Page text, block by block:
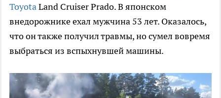
ToyotaLand Cruiser Prado. В японском
внедорожнике ехал мужчина 53 лет. Оказалось,
что он также получил травмы, но сумел вовремя
выбраться из вспыхнувшей машины.